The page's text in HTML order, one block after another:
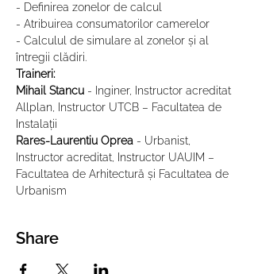
- Definirea zonelor de calcul
- Atribuirea consumatorilor camerelor
- Calculul de simulare al zonelor și al
întregii clădiri.
Traineri:
Mihail Stancu - Inginer, Instructor acreditat
Allplan, Instructor UTCB – Facultatea de
Instalații
Rares-Laurentiu Oprea - Urbanist,
Instructor acreditat, Instructor UAUIM –
Facultatea de Arhitectură și Facultatea de
Urbanism
Share